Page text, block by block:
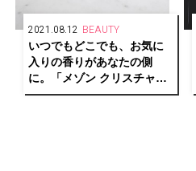
2021.08.12 BEAUTY
いつでもどこでも、お気に
入りの香りがあなたの側
に。「メゾン クリスチャン
ディオール」からラグジュ